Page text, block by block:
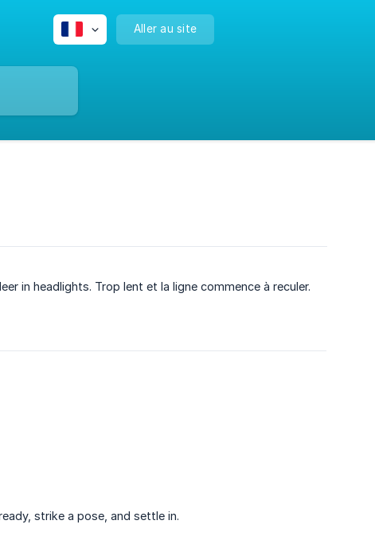
Aller au site
in headlights. Trop lent et la ligne commence à reculer.
strike a pose, and settle in.